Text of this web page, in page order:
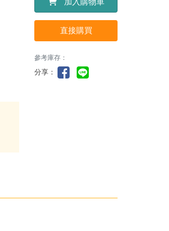
加入購物車
直接購買
參考庫存：
分享：